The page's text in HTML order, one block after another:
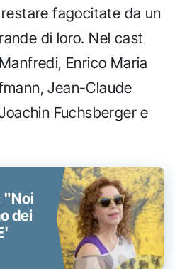
fagocitate da un
di loro. Nel cast
Enrico Maria
Jean-Claude
Fuchsberger e
"Noi
dei